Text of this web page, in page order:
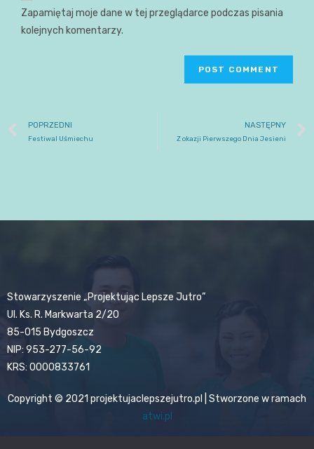
Zapamiętaj moje dane w tej przeglądarce podczas pisania
kolejnych komentarzy.
POPRZEDNI
Festiwal Uśmiechu
NASTĘPNY
Z okazji Pierwszego Dnia Jesieni
Stowarzyszenie „Projektując Lepsze Jutro”
Ul. Ks. R. Markwarta 2/20
85-015 Bydgoszcz
NIP: 953-277-56-92
KRS: 0000833761
Copyright © 2021 projektujaclepszejutro.pl | Stworzone w ramach
atwi.pl